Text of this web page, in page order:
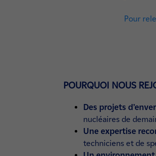
Pour
POURQUOI NOUS
Des projets
nucléaires de
Une expertise
techniciens et de